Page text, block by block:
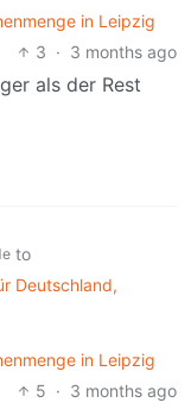
in Leipzig
3 · 3 months ago
als der Rest
to
Deutschland,
in Leipzig
5 · 3 months ago